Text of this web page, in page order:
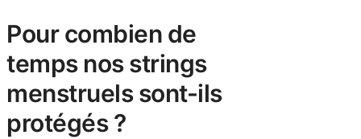
Pour combien de
temps nos strings
menstruels sont-ils
protégés ?